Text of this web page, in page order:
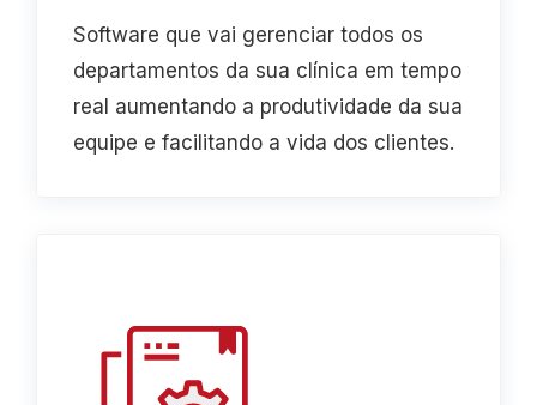
Software que vai gerenciar todos os
departamentos da sua clínica em tempo
real aumentando a produtividade da sua
equipe e facilitando a vida dos clientes.